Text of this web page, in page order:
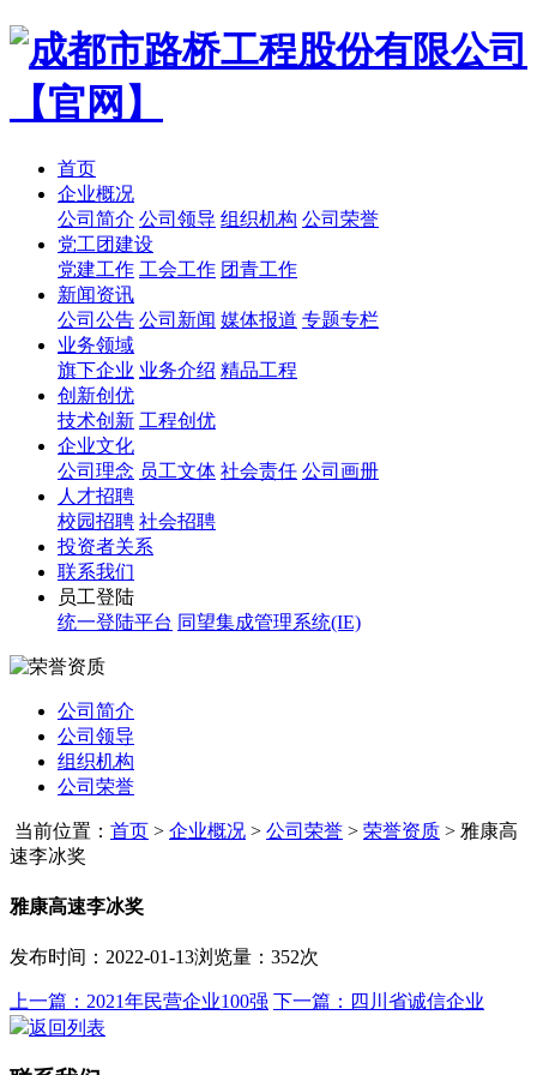
首页
企业概况
公司简介 公司领导 组织机构 公司荣誉
党工团建设
党建工作 工会工作 团青工作
新闻资讯
公司公告 公司新闻 媒体报道 专题专栏
业务领域
旗下企业 业务介绍 精品工程
创新创优
技术创新 工程创优
企业文化
公司理念 员工文体 社会责任 公司画册
人才招聘
校园招聘 社会招聘
投资者关系
联系我们
员工登陆
统一登陆平台 同望集成管理系统(IE)
公司简介
公司领导
组织机构
公司荣誉
当前位置： 首页 > 企业概况 > 公司荣誉 > 荣誉资质 > 雅康高
速李冰奖
雅康高速李冰奖
发布时间：2022-01-13浏览量：352次
上一篇：2021年民营企业100强 下一篇：四川省诚信企业
返回列表